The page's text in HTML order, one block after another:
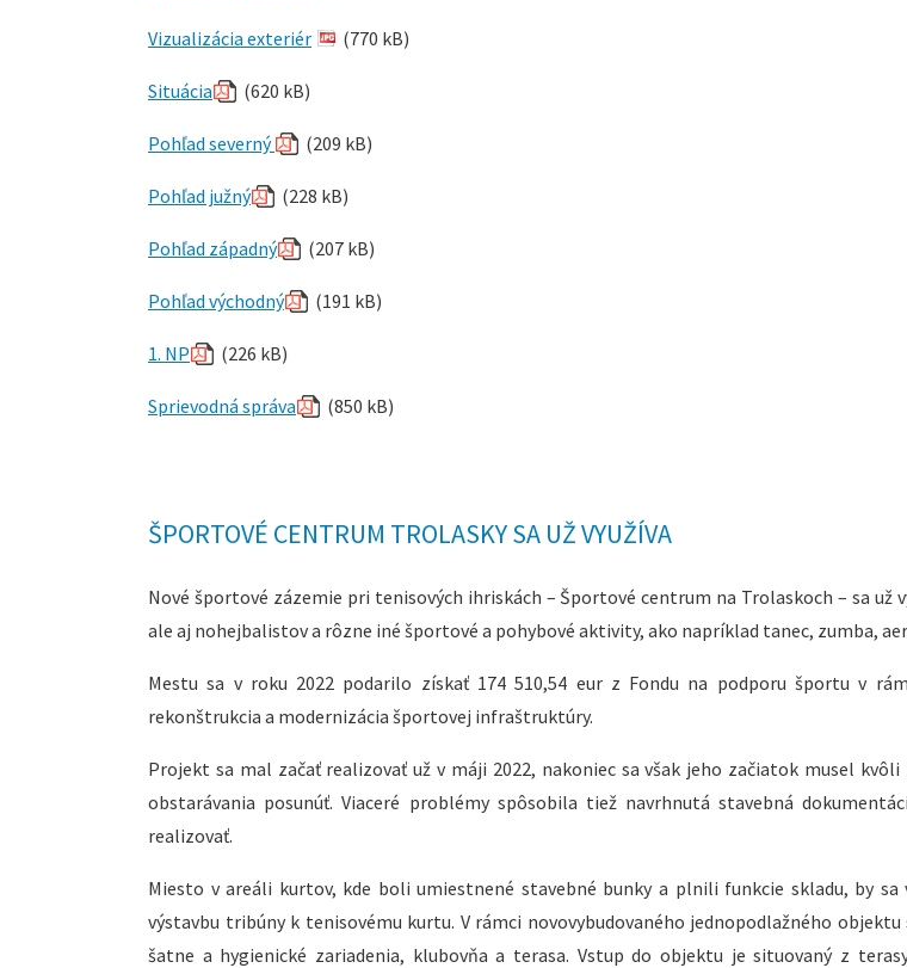
Vizualizácia exteriér (770 kB)
Situácia (620 kB)
Pohľad severný (209 kB)
Pohľad južný (228 kB)
Pohľad západný (207 kB)
Pohľad východný (191 kB)
1. NP (226 kB)
Sprievodná správa (850 kB)
ŠPORTOVÉ CENTRUM TROLASKY SA UŽ VYUŽÍVA
Nové športové zázemie pri tenisových ihriskách – Športové centrum na Trolaskoch – sa už
ale aj nohejbalistov a rôzne iné športové a pohybové aktivity, ako napríklad tanec, zumba,
Mestu sa v roku 2022 podarilo získať 174 510,54 eur z Fondu na podporu športu v
rekonštrukcia a modernizácia športovej infraštruktúry.
Projekt sa mal začať realizovať už v máji 2022, nakoniec sa však jeho začiatok musel kvôli
obstarávania posunúť. Viaceré problémy spôsobila tiež navrhnutá stavebná
realizovať.
Miesto v areáli kurtov, kde boli umiestnené stavebné bunky a plnili funkcie skladu, by sa
výstavbu tribúny k tenisovému kurtu. V rámci novovybudovaného jednopodlažného
šatne a hygienické zariadenia, klubovňa a terasa. Vstup do objektu je situovaný z